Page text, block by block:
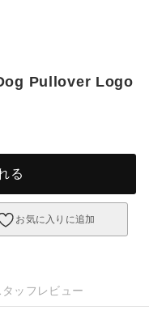
Pullover Logo
る
お気に入りに追加
タッフレビュー